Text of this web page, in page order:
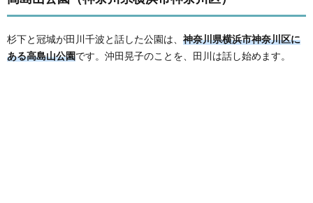
杉下と冠城が田川千波と話した公園は、 神奈川県横浜市神奈川区に
ある高島山公園です。沖田晃子のことを、田川は話し始めます。